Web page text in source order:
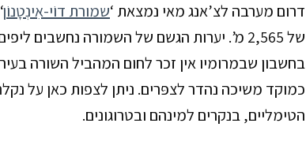
דרום מערבה לצ’אנג מאי נמצאת ‘שמורת דוֹי-אִינְטָנוֹן
של2,565 מ’. יערות הגשם של השמורה נחשבים
בחשבון שבמרומיו אין זכר לחום המהביל השורה
כמוקד משיכה נהדר לצפּרים. ניתן לצפות כאן על
הטימליים, בנקרים למינהם ובטרוגונים.